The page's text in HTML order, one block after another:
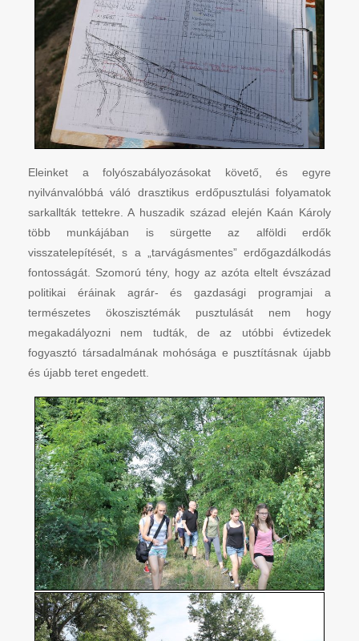
Eleinket a folyószabályozásokat követő, és egyre
nyilvánvalóbbá váló drasztikus erdőpusztulási folyamatok
sarkallták tettekre. A huszadik század elején Kaán Károly
több munkájában is sürgette az alföldi erdők
visszatelepítését, s a „tarvágásmentes” erdőgazdálkodás
fontosságát. Szomorú tény, hogy az azóta eltelt évszázad
politikai éráinak agrár- és gazdasági programjai a
természetes ökoszisztémák pusztulását nem hogy
megakadályozni nem tudták, de az utóbbi évtizedek
fogyasztó társadalmának mohósága e pusztításnak újabb
és újabb teret engedett.